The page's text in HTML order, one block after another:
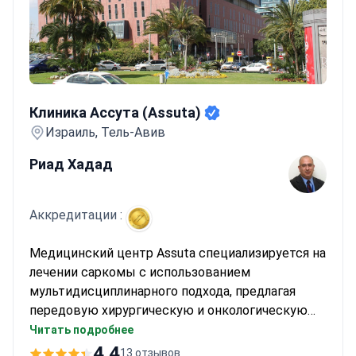
Клиника Ассута (Assuta)
Израиль, Тель-Авив
Риад Хадад
Аккредитации :
Медицинский центр Assuta специализируется на
лечении саркомы с использованием
мультидисциплинарного подхода, предлагая
передовую хирургическую и онкологическую
помощь. Отделение возглавляет доктор Риад
Хадад, ведущий онколог с опытом лечения рака
Читать подробнее
13 отзывов